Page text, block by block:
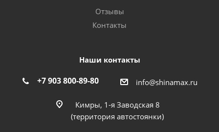
Отзывы
Контакты
Наши контакты
+7 903 800-89-80 info@shinamax.ru
Кимры, 1-я Заводская 8
(территория автостоянки)